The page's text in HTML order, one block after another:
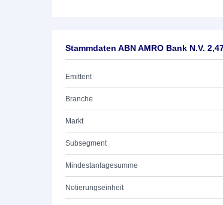
Stammdaten ABN AMRO Bank N.V.
Emittent
Branche
Markt
Subsegment
Mindestanlagesumme
Notierungseinheit